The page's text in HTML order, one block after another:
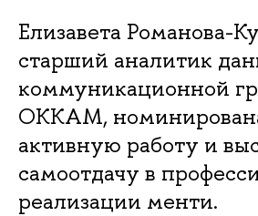
Елизавета Романова-
старший аналитик
коммуникационной
ОККАМ,
активную работу и
самоотдачу в
реализации менти.